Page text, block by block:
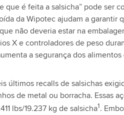
que é feita a salsicha” pode ser
da Wipotec ajudam a garantir
não deveria estar na
X e controladores de peso
a segurança dos
últimos recalls de salsichas
de metal ou borracha. Essas
lbs/19.237 kg de salsicha1.